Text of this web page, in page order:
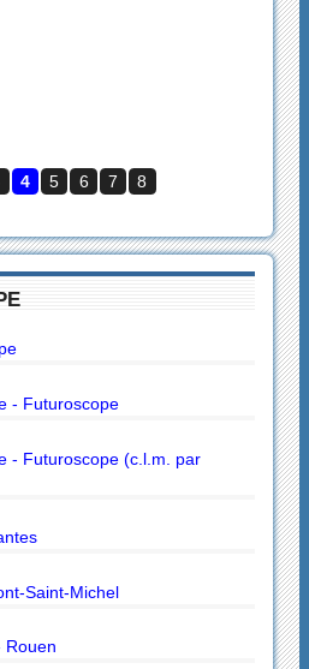
4 5 6 7 8
- Futuroscope
- Futuroscope (c.l.m. par
Saint-Michel
Rouen